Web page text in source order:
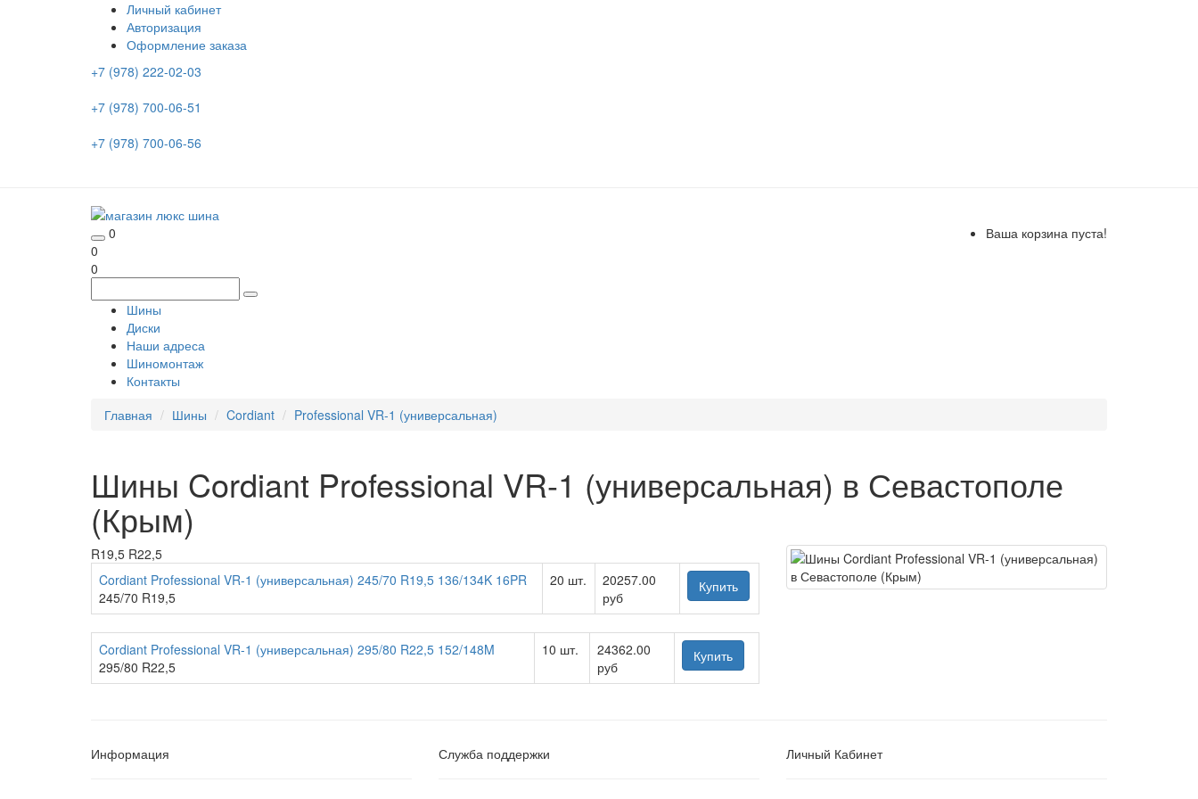
Личный кабинет
Авторизация
Оформление заказа
+7 (978) 222-02-03
+7 (978) 700-06-51
+7 (978) 700-06-56
0
Ваша корзина пуста!
0
0
Шины
Диски
Наши адреса
Шиномонтаж
Контакты
Главная
Шины Cordiant Professional VR-1 (универсальная)
Шины Cordiant Professional VR-1 (универсальная) в Севастополе
(Крым)
R19,5 R22,5
Cordiant Professional VR-1 (универсальная) 245/70 R19,5 136/134K 16PR
245/70 R19,5
20 шт.
20257.00
руб
Купить
Cordiant Professional VR-1 (универсальная) 295/80 R22,5 152/148M
295/80 R22,5
10 шт.
24362.00
руб
Купить
Информация Служба поддержки Личный Кабинет